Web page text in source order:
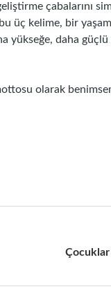
çabalarını
üç kelime, bir yaşam
yükseğe, daha
olarak
Çocuklar